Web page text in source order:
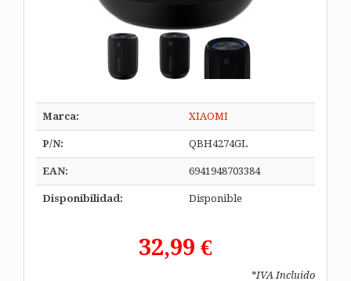
Marca: XIAOMI
P/N: QBH4274GL
EAN: 6941948703384
Disponibilidad: Disponible
32,99 €
*IVA Incluido